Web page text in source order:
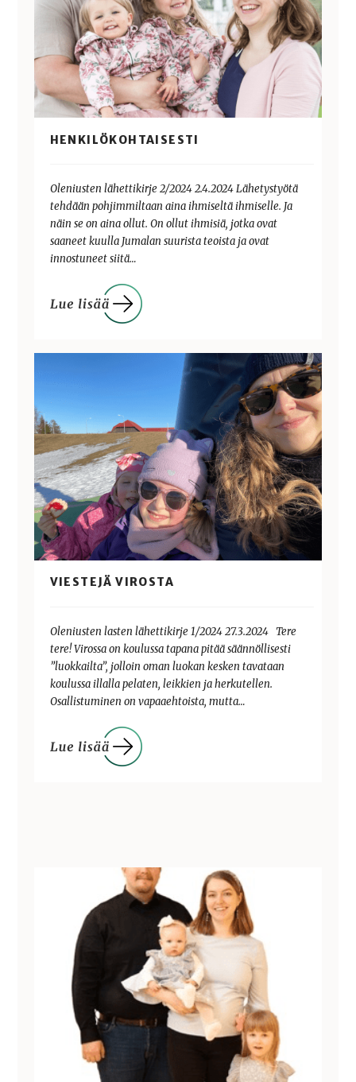
HENKILÖKOHTAISESTI
Oleniusten lähettikirje 2/2024 2.4.2024 Lähetystyötä
tehdään pohjimmiltaan aina ihmiseltä ihmiselle. Ja
näin se on aina ollut. On ollut ihmisiä, jotka ovat
saaneet kuulla Jumalan suurista teoista ja ovat
innostuneet siitä…
VIESTEJÄ VIROSTA
Oleniusten lasten lähettikirje 1/2024 27.3.2024 Tere
tere! Virossa on koulussa tapana pitää säännöllisesti
”luokkailta”, jolloin oman luokan kesken tavataan
koulussa illalla pelaten, leikkien ja herkutellen.
Osallistuminen on vapaaehtoista, mutta…